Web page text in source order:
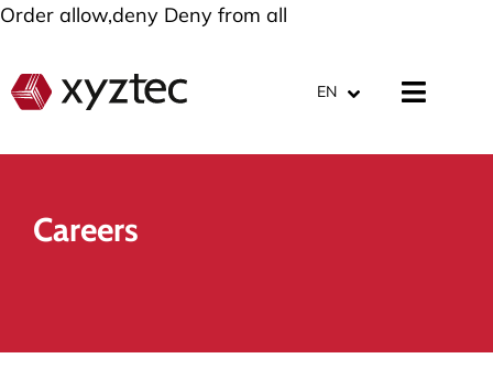
Order allow,deny Deny from all
EN
Careers